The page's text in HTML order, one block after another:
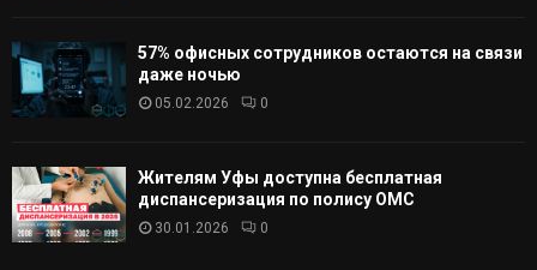
57% офисных сотрудников остаются на связи
даже ночью
05.02.2026 0
Жителям Уфы доступна бесплатная
диспансеризация по полису ОМС
30.01.2026 0